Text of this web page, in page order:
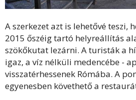
A szerkezet azt is lehetővé teszi,
2015 őszéig tartó helyreállítás
szökőkutat lezárni. A turisták a
igaz, a víz nélküli medencébe -
visszatérhessenek Rómába. A
egyenesben követhető a